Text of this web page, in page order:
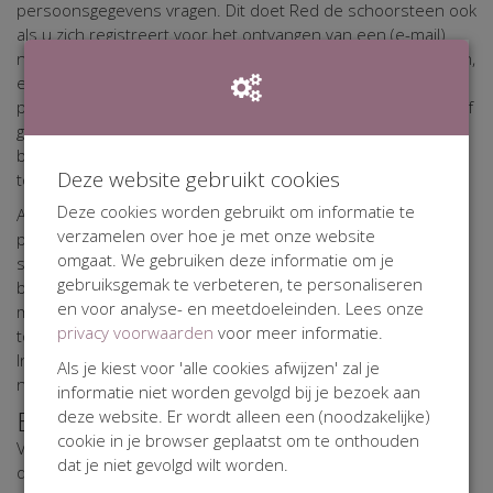
persoonsgegevens vragen. Dit doet Red de schoorsteen ook
als u zich registreert voor het ontvangen van een (e-mail)
nieuwsbrief, informatie opvraagt, informeert naar activiteiten,
een vraag stelt of reageert op de website. Soms worden
persoonsgegevens door Red de schoorsteen gevalideerd of
gecombineerd met informatie afkomstig uit externe
bronnen. Zo houdt Red de schoorsteen haar database up-
to-date.
Als blijkt dat een persoon die op welke grond ook
persoonsgegevens achterlaat op de website Red de
schoorsteen jonger is dan 16 jaar, zal Red de schoorsteen,
binnen de haar ter beschikking staande technische
mogelijkheden, verifiëren of deze gegevens met
toestemming van een ouder of verzorger zijn afgegeven.
Indien die toestemming ontbreekt, zal Red de schoorsteen
niet overgaan tot verwerking van de persoonsgegevens.
Beveiliging van uw Persoonsgegevens
Voor de bescherming van uw persoonsgegevens heeft Red
de schoorsteen passende fysieke, technische en
Deze website gebruikt cookies
Deze cookies worden gebruikt om informatie te
verzamelen over hoe je met onze website
omgaat. We gebruiken deze informatie om je
gebruiksgemak te verbeteren, te personaliseren
en voor analyse- en meetdoeleinden. Lees onze
privacy voorwaarden voor meer informatie.
Als je kiest voor 'alle cookies afwijzen' zal je
informatie niet worden gevolgd bij je bezoek aan
deze website. Er wordt alleen een (noodzakelijke)
cookie in je browser geplaatst om te onthouden
dat je niet gevolgd wilt worden.